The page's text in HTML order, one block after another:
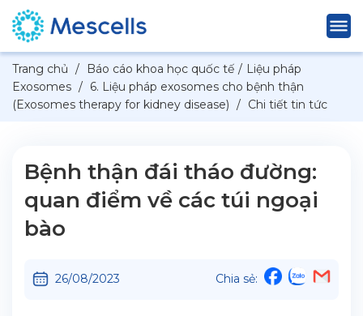
Trang chủ / Báo cáo khoa học quốc tế / Liệu pháp
Exosomes / 6. Liệu pháp exosomes cho bệnh thận
(Exosomes therapy for kidney disease) / Chi tiết tin tức
Bệnh thận đái tháo đường:
quan điểm về các túi ngoại
bào
26/08/2023 Chia sẻ: